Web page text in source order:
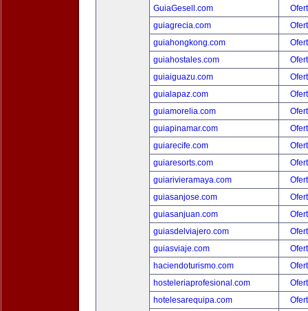
GuiaGesell.com
guiagrecia.com
guiahongkong.com
guiahostales.com
guiaiguazu.com
guialapaz.com
guiamorelia.com
guiapinamar.com
guiarecife.com
guiaresorts.com
guiarivieramaya.com
guiasanjose.com
guiasanjuan.com
guiasdelviajero.com
guiasviaje.com
haciendoturismo.com
hosteleriaprofesional.com
hotelesarequipa.com